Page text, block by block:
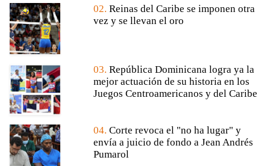
02. Reinas del Caribe se imponen otra
vez y se llevan el oro
03. República Dominicana logra ya la
mejor actuación de su historia en los
Juegos Centroamericanos y del Caribe
04. Corte revoca el "no ha lugar" y
envía a juicio de fondo a Jean Andrés
Pumarol